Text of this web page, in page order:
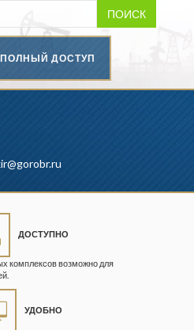
ПОИСК
ДОСТУП
ДОСТУПНО
комплексов возможно для
УДОБНО
промышленности
Геопрофи